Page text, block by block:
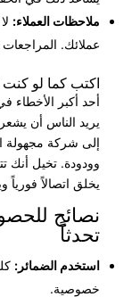
ملاحظات العملاء:
عملائك.
اكتب كما لو
أحد أكبر الأخطاء في
يريد الناس أن
إلى شركة مجهولة
وودودة. تخيل أنك
يخلق اتصالاً فورياً
نصائح
تحدثاً
استخدم الضمائر:
خصوصية.